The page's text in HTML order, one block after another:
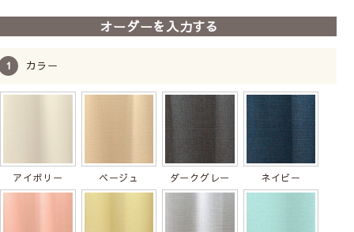
オーダーを入力する
カラー
アイボリー ベージュ ダークグレー ネイビー